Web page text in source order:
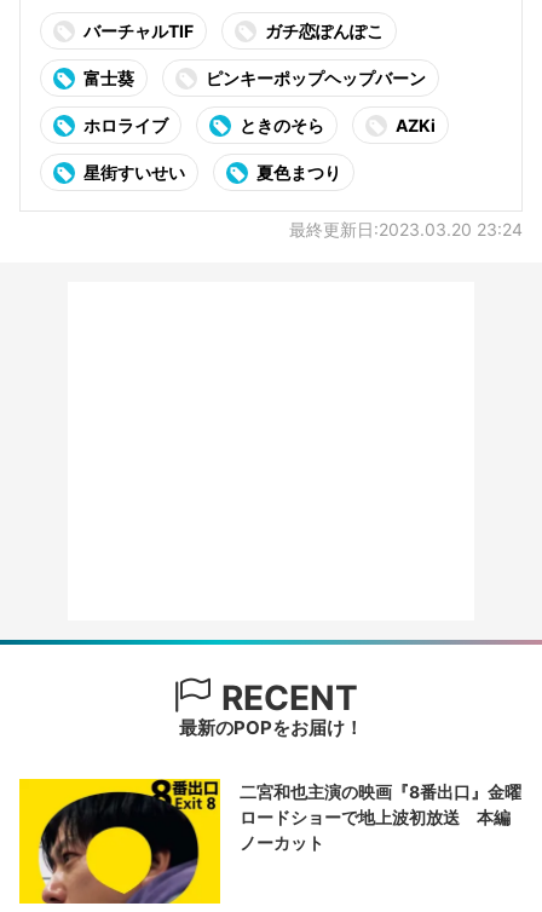
バーチャルTIF ガチ恋ぽんぽこ
富士葵 ピンキーポップヘップバーン
ホロライブ ときのそら AZKi
星街すいせい 夏色まつり
最終更新日:2023.03.20 23:24
RECENT
最新のPOPをお届け！
二宮和也主演の映画『8番出口』金曜
ロードショーで地上波初放送 本編
ノーカット